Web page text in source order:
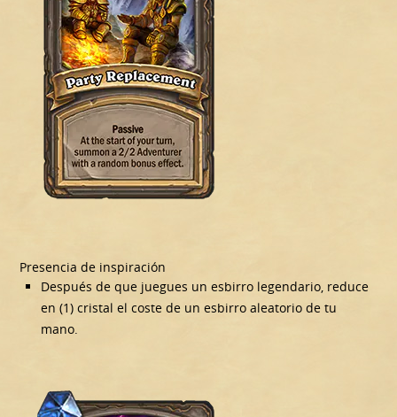
Presencia de inspiración
Después de que juegues un esbirro legendario, reduce
en (1) cristal el coste de un esbirro aleatorio de tu
mano.